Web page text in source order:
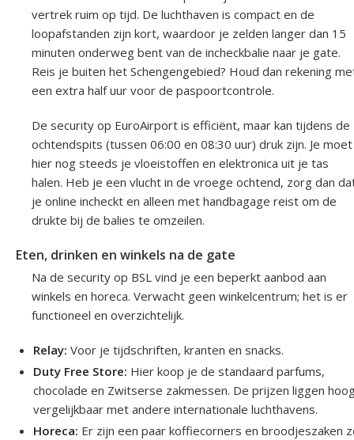
vertrek ruim op tijd. De luchthaven is compact en de
loopafstanden zijn kort, waardoor je zelden langer dan 15
minuten onderweg bent van de incheckbalie naar je gate.
Reis je buiten het Schengengebied? Houd dan rekening
een extra half uur voor de paspoortcontrole.
De security op EuroAirport is efficiënt, maar kan tijdens de
ochtendspits (tussen 06:00 en 08:30 uur) druk zijn. Je moet
hier nog steeds je vloeistoffen en elektronica uit je tas
halen. Heb je een vlucht in de vroege ochtend, zorg dan
je online incheckt en alleen met handbagage reist om de
drukte bij de balies te omzeilen.
Eten, drinken en winkels na de gate
Na de security op BSL vind je een beperkt aanbod aan
winkels en horeca. Verwacht geen winkelcentrum; het is er
functioneel en overzichtelijk.
Relay: Voor je tijdschriften, kranten en snacks.
Duty Free Store: Hier koop je de standaard parfums,
chocolade en Zwitserse zakmessen. De prijzen liggen
vergelijkbaar met andere internationale luchthavens.
Horeca: Er zijn een paar koffiecorners en broodjeszaken